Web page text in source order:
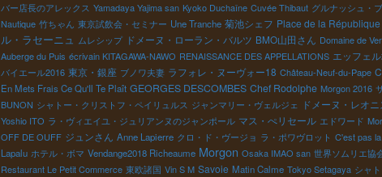
バー店長のアレックス Yamadaya Yajima san Kyoko Duchaîne Cuvée Thibaut グルナッシュ・
Nautique 竹ちゃん 東京試飲会・セミナー Une Tranche 菊池シェフ Place de la République
ル・ラセーニュ ムレシップ ドメーヌ・ローラン・バルツ BMO山田さん Domaine de
Auberge du Puis écrivain KITAGAWA-NAWO RENAISSANCE DES APPELLATIONS エッフェ
バイエール2016 東京・銀座 ブノワ夫妻 ラフォレ・ヌーヴォー18 Château-Neuf-du-Pape
En Mets Frais Ce Qu'Il Te Plaît GEORGES DESCOMBES Chef Rodolphe Morgon 2016
BUNON シャトー・クリストフ・ペイリュルス ジャンマリー・ヴェルジェ ドメーヌ・レオニ
Yoshio ITO ラ・ヴィエイユ・ジュリアンヌのジャンポール マス・ぺリセール エドワード
OFF DE OUFF ジュンさん Anne Lapierre クロ・ド・ヴージョ ラ・ポワヴロット C'est pas
Lapalu ホテル・ボマ Vendange2018 Richeaume Morgon Osaka IMAO san 世界ソムリエ協
Restaurant Le Petit Commerce 東欧諸国 Vin S M Savoie Matin Calme Tokyo Setagaya シャ